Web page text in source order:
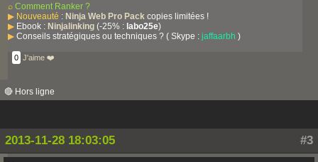
⌕ Comment Ranker ?
▶ Nouveauté : Ninja Web Pro Pack copies limitées !
▶ Ebook : Ninjalinking (-25% : labo25e)
▶ Conseils stratégiques ou techniques ? ( Skype : jaffaarbh )
0 J'aime ❤️
🔴 Hors ligne
#3
2013-11-28 18:03:05